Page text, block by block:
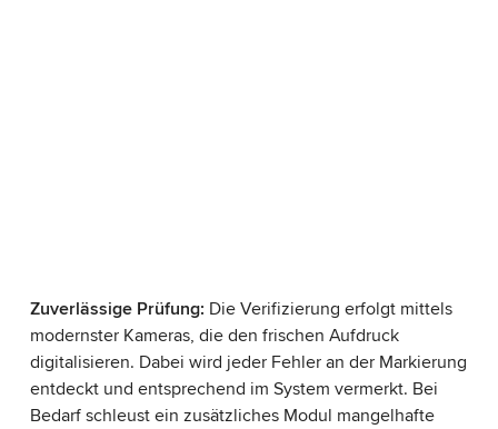
Zuverlässige Prüfung: Die Verifizierung erfolgt mittels
modernster Kameras, die den frischen Aufdruck
digitalisieren. Dabei wird jeder Fehler an der Markierung
entdeckt und entsprechend im System vermerkt. Bei
Bedarf schleust ein zusätzliches Modul mangelhafte